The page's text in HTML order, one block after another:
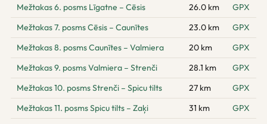
Mežtakas 6. posms Līgatne – Cēsis
26.0 km
GPX
Mežtakas 7. posms Cēsis – Caunītes
23.0 km
GPX
Mežtakas 8. posms Caunītes – Valmiera
20 km
GPX
Mežtakas 9. posms Valmiera – Strenči
28.1 km
GPX
Mežtakas 10. posms Strenči – Spicu tilts
27 km
GPX
Mežtakas 11. posms Spicu tilts – Zaķi
31 km
GPX